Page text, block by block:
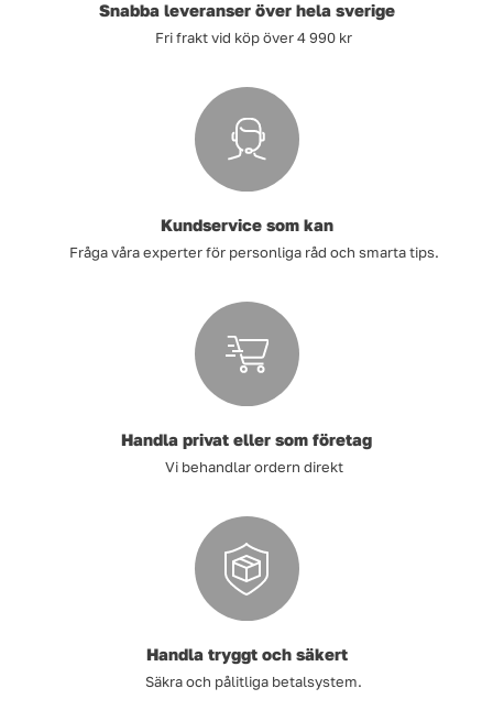
Snabba leveranser över hela sverige
Fri frakt vid köp över 4 990 kr
Kundservice som kan
Fråga våra experter för personliga råd och smarta tips.
Handla privat eller som företag
Vi behandlar ordern direkt
Handla tryggt och säkert
Säkra och pålitliga betalsystem.